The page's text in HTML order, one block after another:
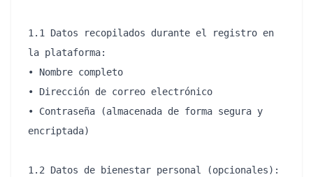
1.1 Datos recopilados durante el registro en
la plataforma:
• Nombre completo
• Dirección de correo electrónico
• Contraseña (almacenada de forma segura y
encriptada)
1.2 Datos de bienestar personal (opcionales):